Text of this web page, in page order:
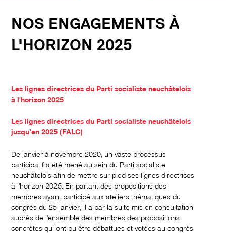
NOS ENGAGEMENTS À
L'HORIZON 2025
Les lignes directrices du Parti socialiste neuchâtelois
à l'horizon 2025
Les lignes directrices du Parti socialiste neuchâtelois
jusqu’en 2025 (FALC)
De janvier à novembre 2020, un vaste processus
participatif a été mené au sein du Parti socialiste
neuchâtelois afin de mettre sur pied ses lignes directrices
à l'horizon 2025. En partant des propositions des
membres ayant participé aux ateliers thématiques du
congrès du 25 janvier, il a par la suite mis en consultation
auprès de l'ensemble des membres des propositions
concrètes qui ont pu être débattues et votées au congrès